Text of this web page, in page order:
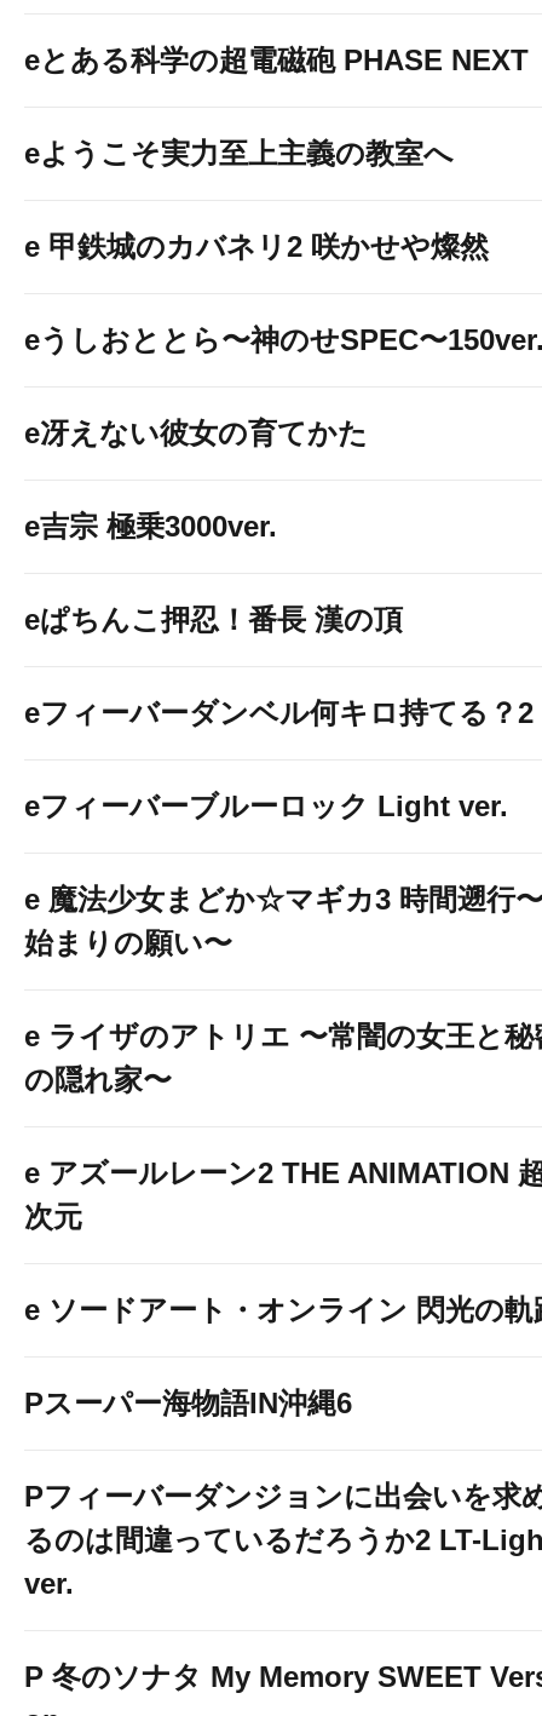
eとある科学の超電磁砲 PHASE NEXT
eようこそ実力至上主義の教室へ
e 甲鉄城のカバネリ2 咲かせや燦然
eうしおととら〜神のせSPEC〜
e冴えない彼女の育てかた
e吉宗 極乗3000ver.
eぱちんこ押忍！番長 漢の頂
eフィーバーダンベル何キロ持てる？2
eフィーバーブルーロック Light ver.
e 魔法少女まどか☆マギカ3 時間遡行
始まりの願い〜
e ライザのアトリエ 〜常闇の女王と秘
の隠れ家〜
e アズールレーン2 THE ANIMATION
次元
e ソードアート・オンライン 閃光の軌
Pスーパー海物語IN沖縄6
Pフィーバーダンジョンに出会いを求
るのは間違っているだろうか2 LT-
ver.
P 冬のソナタ My Memory SWEET